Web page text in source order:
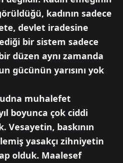
kadının sadece
devlet iradesine
bir sistem sadece
düzen aynı zamanda
gücünün yarısını yok
muhalefet
boyunca çok ciddi
Vesayetin, baskının
yasakçı zihniyetin
olduk. Maalesef